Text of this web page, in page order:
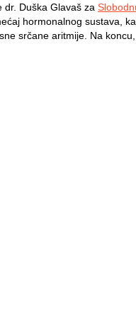
dr. Duška Glavaš za
hormonalnog sustava,
srčane aritmije. Na